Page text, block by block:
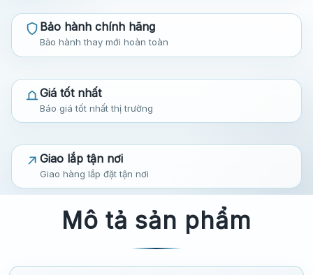
Bảo hành chính hãng
Bảo hành thay mới hoàn toàn
Giá tốt nhất
Báo giá tốt nhất thị trường
Giao lắp tận nơi
Giao hàng lắp đặt tận nơi
Mô tả sản phẩm